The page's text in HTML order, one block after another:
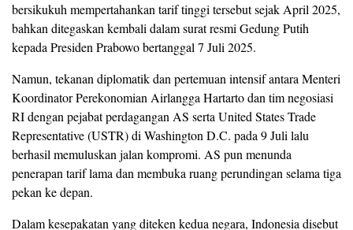
bersikukuh mempertahankan tarif tinggi tersebut sejak April 2025,
bahkan ditegaskan kembali dalam surat resmi Gedung Putih
kepada Presiden Prabowo bertanggal 7 Juli 2025.
Namun, tekanan diplomatik dan pertemuan intensif antara Menteri
Koordinator Perekonomian Airlangga Hartarto dan tim negosiasi
RI dengan pejabat perdagangan AS serta United States Trade
Representative (USTR) di Washington D.C. pada 9 Juli lalu
berhasil memuluskan jalan kompromi. AS pun menunda
penerapan tarif lama dan membuka ruang perundingan selama tiga
pekan ke depan.
Dalam kesepakatan yang diteken kedua negara, Indonesia disebut